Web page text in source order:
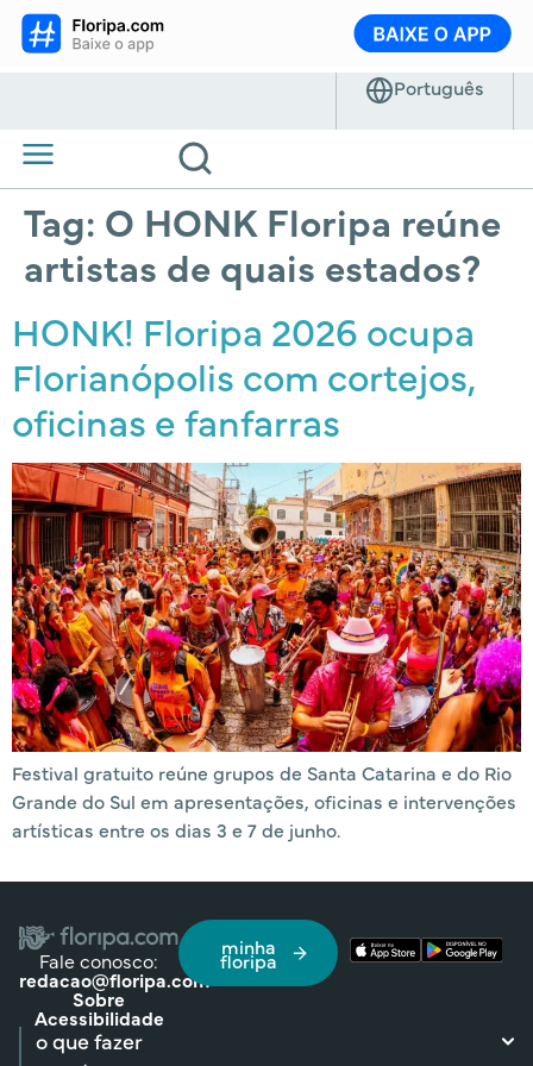
Tag: O HONK Floripa reúne
artistas de quais estados?
HONK! Floripa 2026 ocupa
Florianópolis com cortejos,
oficinas e fanfarras
Festival gratuito reúne grupos de Santa Catarina e do Rio
Grande do Sul em apresentações, oficinas e intervenções
artísticas entre os dias 3 e 7 de junho.
Fale conosco:
redacao@floripa.com
Sobre
Acessibilidade
minha
floripa
o que fazer